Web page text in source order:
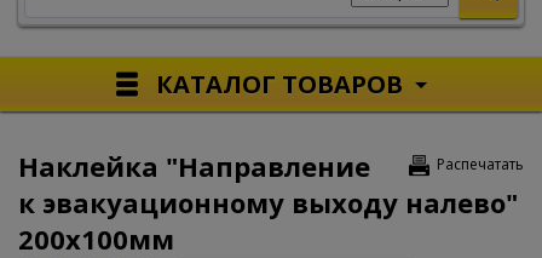
КАТАЛОГ ТОВАРОВ
Распечатать
Наклейка "Направление
к эвакуационному выходу налево"
200х100мм